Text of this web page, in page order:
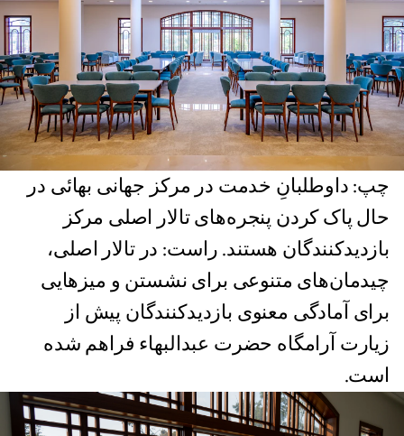
چپ: داوطلبانِ خدمت در مرکز جهانی بهائی در
حال پاک کردن پنجره‌های تالار اصلی مرکز
بازدیدکنندگان هستند. راست: در تالار اصلی،
چیدمان‌های متنوعی برای نشستن و میزهایی
برای آمادگی معنوی بازدیدکنندگان پیش از
زیارت آرامگاه حضرت عبدالبهاء فراهم شده
است.